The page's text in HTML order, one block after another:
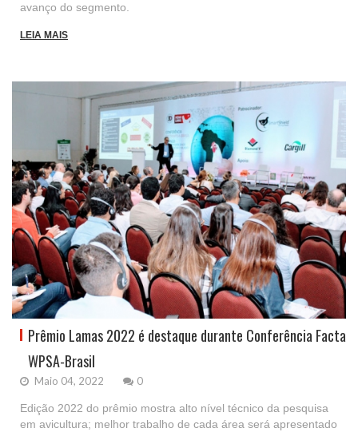
avanço do segmento.
LEIA MAIS
Prêmio Lamas 2022 é destaque durante Conferência Facta
WPSA-Brasil
Maio 04, 2022 0
Edição 2022 do prêmio mostra alto nível técnico da pesquisa
em avicultura; melhor trabalho de cada área será apresentado